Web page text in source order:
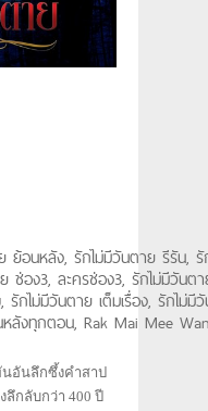
ย้อนหลัง, รักไม่มีวันตาย รีรัน, รั
ช่อง3, ละครช่อง3, รักไม่มีวันต
กไม่มีวันตาย เต็มเรื่อง, รักไม่มี
ลังทุกตอน, Rak Mai Mee
นอันลึกซึ้งคำสาป
ลึกลับกว่า 400 ปี